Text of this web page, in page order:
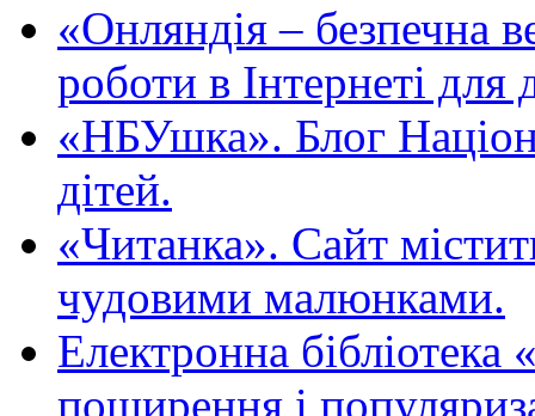
«Oнляндія – безпечна
роботи в Інтернеті для
«НБУшка». Блог
дітей.
«Читанка». Сайт
чудовими малюнками.
Електронна
поширення і